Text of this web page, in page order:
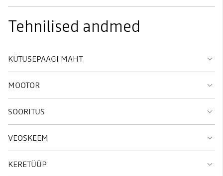
Tehnilised andmed
KÜTUSEPAAGI MAHT
MOOTOR
SOORITUS
VEOSKEEM
KERETÜÜP